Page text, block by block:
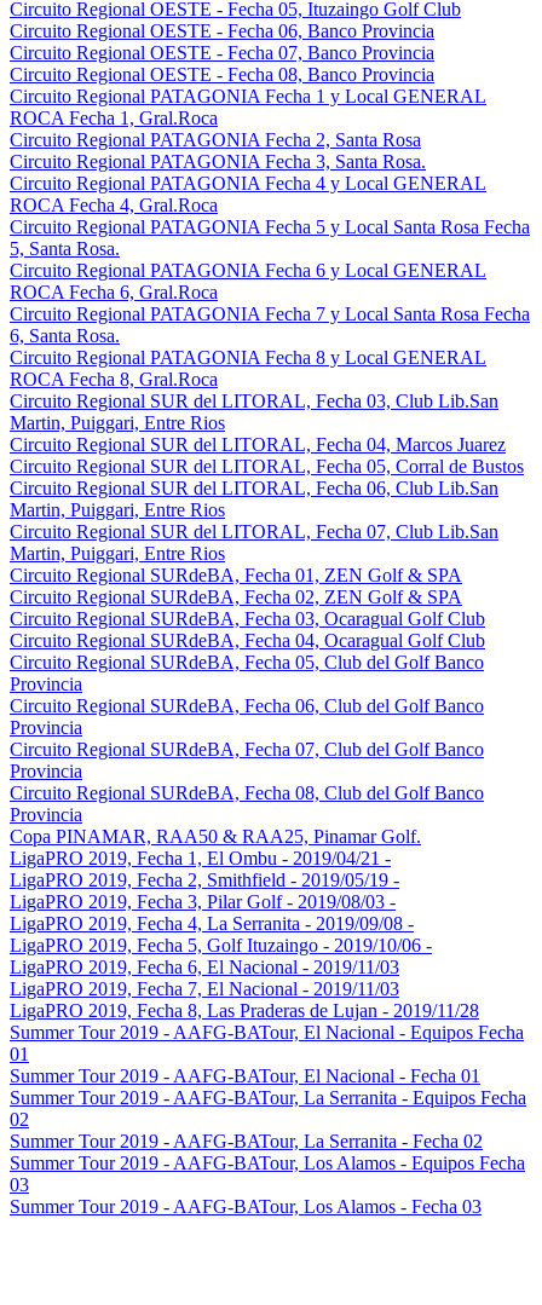
Circuito Regional OESTE - Fecha 05, Ituzaingo Golf Club
Circuito Regional OESTE - Fecha 06, Banco Provincia
Circuito Regional OESTE - Fecha 07, Banco Provincia
Circuito Regional OESTE - Fecha 08, Banco Provincia
Circuito Regional PATAGONIA Fecha 1 y Local GENERAL
ROCA Fecha 1, Gral.Roca
Circuito Regional PATAGONIA Fecha 2, Santa Rosa
Circuito Regional PATAGONIA Fecha 3, Santa Rosa.
Circuito Regional PATAGONIA Fecha 4 y Local GENERAL
ROCA Fecha 4, Gral.Roca
Circuito Regional PATAGONIA Fecha 5 y Local Santa Rosa Fecha
5, Santa Rosa.
Circuito Regional PATAGONIA Fecha 6 y Local GENERAL
ROCA Fecha 6, Gral.Roca
Circuito Regional PATAGONIA Fecha 7 y Local Santa Rosa Fecha
6, Santa Rosa.
Circuito Regional PATAGONIA Fecha 8 y Local GENERAL
ROCA Fecha 8, Gral.Roca
Circuito Regional SUR del LITORAL, Fecha 03, Club Lib.San
Martin, Puiggari, Entre Rios
Circuito Regional SUR del LITORAL, Fecha 04, Marcos Juarez
Circuito Regional SUR del LITORAL, Fecha 05, Corral de Bustos
Circuito Regional SUR del LITORAL, Fecha 06, Club Lib.San
Martin, Puiggari, Entre Rios
Circuito Regional SUR del LITORAL, Fecha 07, Club Lib.San
Martin, Puiggari, Entre Rios
Circuito Regional SURdeBA, Fecha 01, ZEN Golf & SPA
Circuito Regional SURdeBA, Fecha 02, ZEN Golf & SPA
Circuito Regional SURdeBA, Fecha 03, Ocaragual Golf Club
Circuito Regional SURdeBA, Fecha 04, Ocaragual Golf Club
Circuito Regional SURdeBA, Fecha 05, Club del Golf Banco
Provincia
Circuito Regional SURdeBA, Fecha 06, Club del Golf Banco
Provincia
Circuito Regional SURdeBA, Fecha 07, Club del Golf Banco
Provincia
Circuito Regional SURdeBA, Fecha 08, Club del Golf Banco
Provincia
Copa PINAMAR, RAA50 & RAA25, Pinamar Golf.
LigaPRO 2019, Fecha 1, El Ombu - 2019/04/21 -
LigaPRO 2019, Fecha 2, Smithfield - 2019/05/19 -
LigaPRO 2019, Fecha 3, Pilar Golf - 2019/08/03 -
LigaPRO 2019, Fecha 4, La Serranita - 2019/09/08 -
LigaPRO 2019, Fecha 5, Golf Ituzaingo - 2019/10/06 -
LigaPRO 2019, Fecha 6, El Nacional - 2019/11/03
LigaPRO 2019, Fecha 7, El Nacional - 2019/11/03
LigaPRO 2019, Fecha 8, Las Praderas de Lujan - 2019/11/28
Summer Tour 2019 - AAFG-BATour, El Nacional - Equipos Fecha
01
Summer Tour 2019 - AAFG-BATour, El Nacional - Fecha 01
Summer Tour 2019 - AAFG-BATour, La Serranita - Equipos Fecha
02
Summer Tour 2019 - AAFG-BATour, La Serranita - Fecha 02
Summer Tour 2019 - AAFG-BATour, Los Alamos - Equipos Fecha
03
Summer Tour 2019 - AAFG-BATour, Los Alamos - Fecha 03